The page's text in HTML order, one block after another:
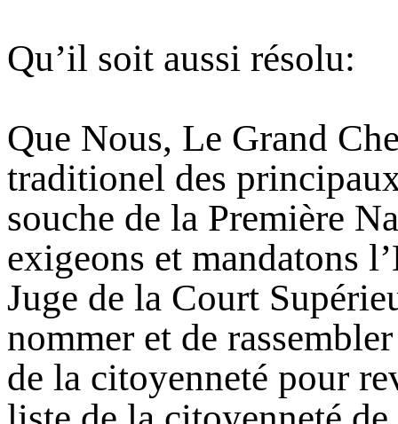
Qu’il soit aussi résolu:
Que Nous, Le Grand
traditionel des
souche de la Première
exigeons et mandatons
Juge de la Court
nommer et de
de la citoyenneté pour